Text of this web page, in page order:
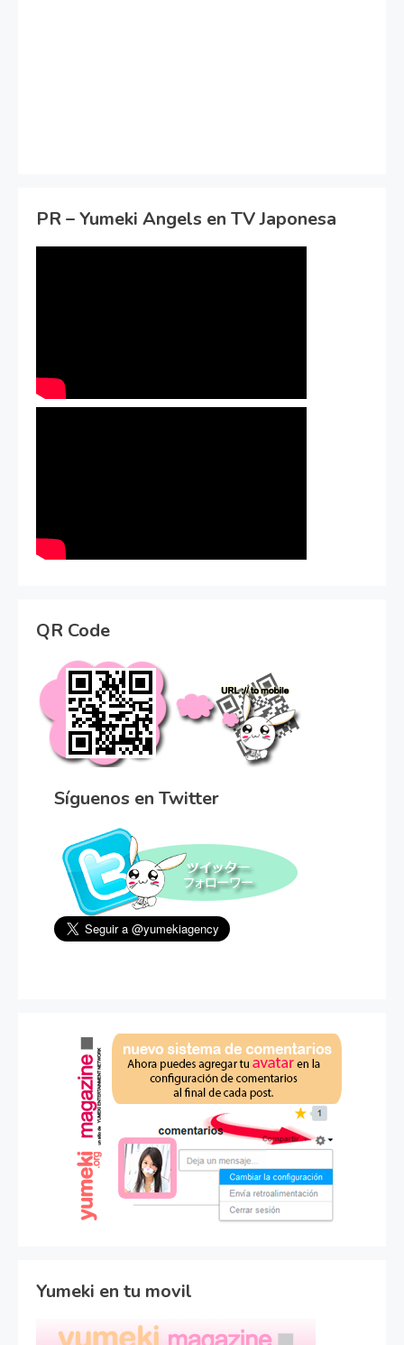
PR – Yumeki Angels en TV Japonesa
QR Code
Síguenos en Twitter
Yumeki en tu movil